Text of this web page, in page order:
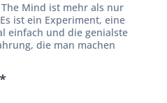
Mind ist mehr als nur
ist ein Experiment, eine
einfach und die genialste
die man machen